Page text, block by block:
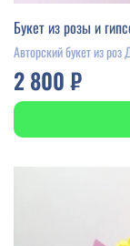
Букет из розы и
Авторский букет из
2 800 ₽